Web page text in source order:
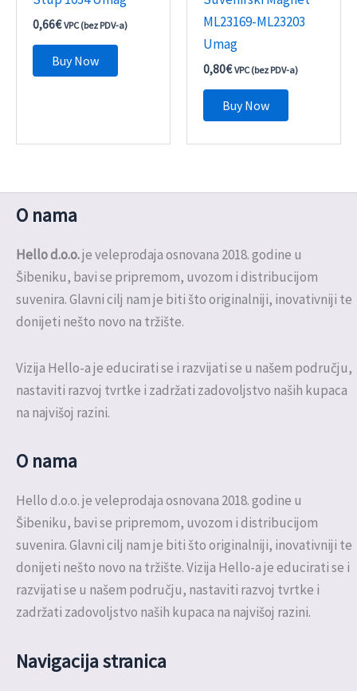
0,66€ VPC (bez PDV-a)
Buy Now
ML23169-ML23203
Umag
0,80€ VPC (bez PDV-a)
Buy Now
O nama
Hello d.o.o.je veleprodaja osnovana 2018. godine u
Šibeniku, bavi se pripremom, uvozom i distribucijom
suvenira. Glavni cilj nam je biti što originalniji, inovativniji te
donijeti nešto novo na tržište.
Vizija Hello-a je educirati se i razvijati se u našem području,
nastaviti razvoj tvrtke i zadržati zadovoljstvo naših kupaca
na najvišoj razini.
O nama
Hello d.o.o. je veleprodaja osnovana 2018. godine u
Šibeniku, bavi se pripremom, uvozom i distribucijom
suvenira. Glavni cilj nam je biti što originalniji, inovativniji te
donijeti nešto novo na tržište. Vizija Hello-a je educirati se i
razvijati se u našem području, nastaviti razvoj tvrtke i
zadržati zadovoljstvo naših kupaca na najvišoj razini.
Navigacija stranica